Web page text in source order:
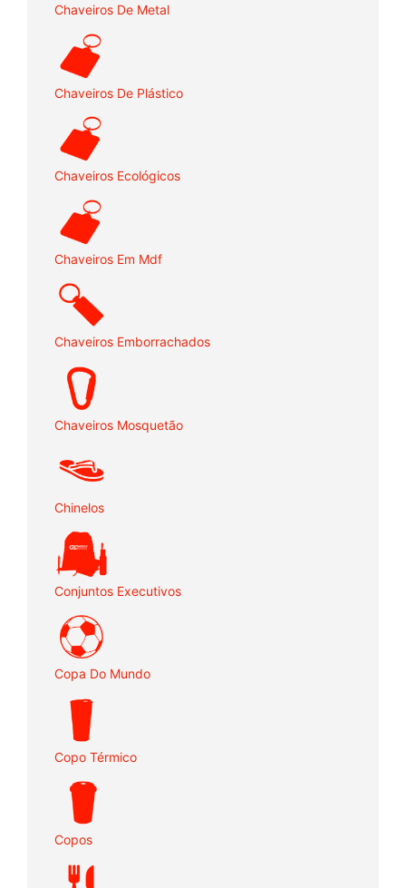
Chaveiros De Metal
Chaveiros De Plástico
Chaveiros Ecológicos
Chaveiros Em Mdf
Chaveiros Emborrachados
Chaveiros Mosquetão
Chinelos
Conjuntos Executivos
Copa Do Mundo
Copo Térmico
Copos